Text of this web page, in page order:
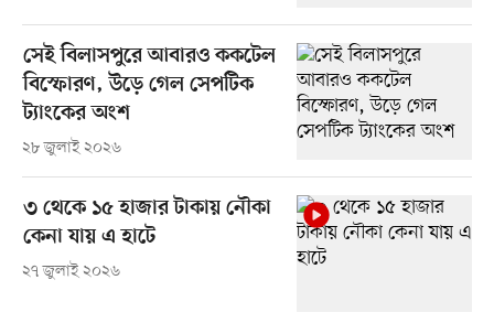
সেই বিলাসপুরে আবারও ককটেল
বিস্ফোরণ, উড়ে গেল সেপটিক
ট্যাংকের অংশ
২৮ জুলাই ২০২৬
৩ থেকে ১৫ হাজার টাকায় নৌকা
কেনা যায় এ হাটে
২৭ জুলাই ২০২৬